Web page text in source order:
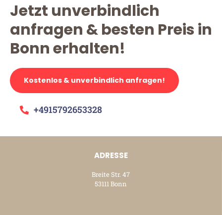
Jetzt unverbindlich
anfragen & besten Preis in
Bonn erhalten!
Kostenlos & unverbindlich anfragen!
+4915792653328
ADRESSE
Breite Str. 47
53111 Bonn